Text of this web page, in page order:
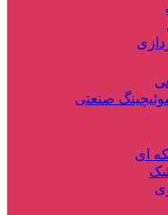
صنعتی
ای